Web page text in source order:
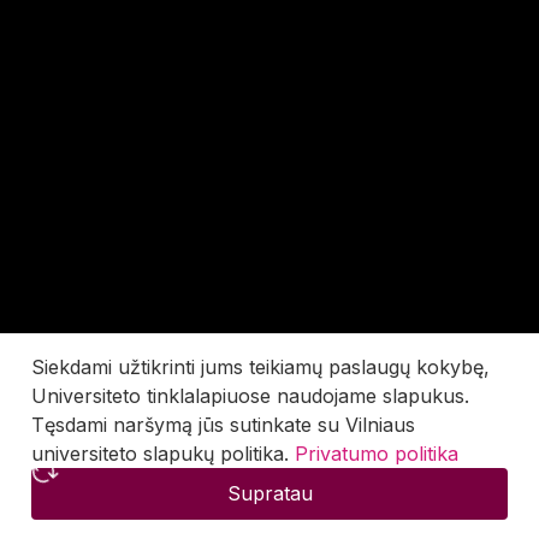
Siekdami užtikrinti jums teikiamų paslaugų kokybę,
Universiteto tinklalapiuose naudojame slapukus.
Tęsdami naršymą jūs sutinkate su Vilniaus
universiteto slapukų politika. Privatumo politika
Supratau